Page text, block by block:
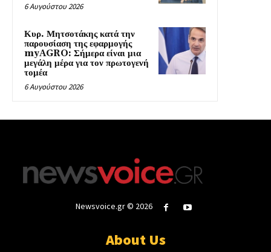
6 Αυγούστου 2026
Κυρ. Μητσοτάκης κατά την
παρουσίαση της εφαρμογής
myAGRO: Σήμερα είναι μια
μεγάλη μέρα για τον πρωτογενή
τομέα
6 Αυγούστου 2026
Newsvoice.gr © 2026
About Us